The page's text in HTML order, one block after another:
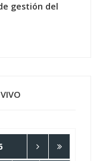
gestión del